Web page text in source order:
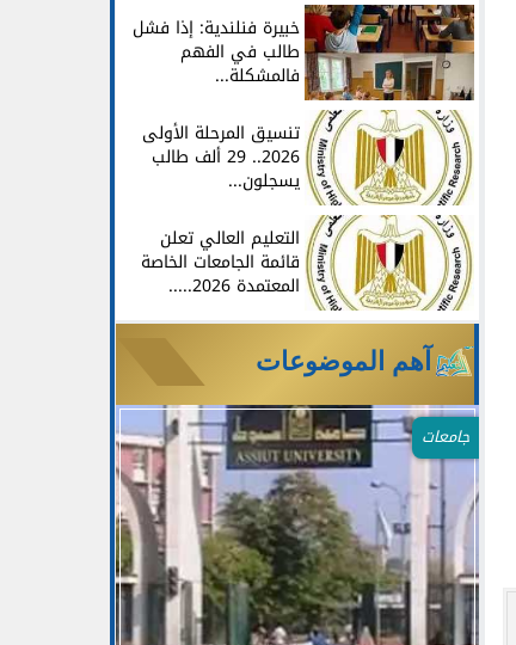
خبيرة فنلندية: إذا فشل
طالب في الفهم
فالمشكلة...
تنسيق المرحلة الأولى
2026.. 29 ألف طالب
يسجلون...
التعليم العالي تعلن
قائمة الجامعات الخاصة
المعتمدة 2026.....
آهم الموضوعات
جامعات